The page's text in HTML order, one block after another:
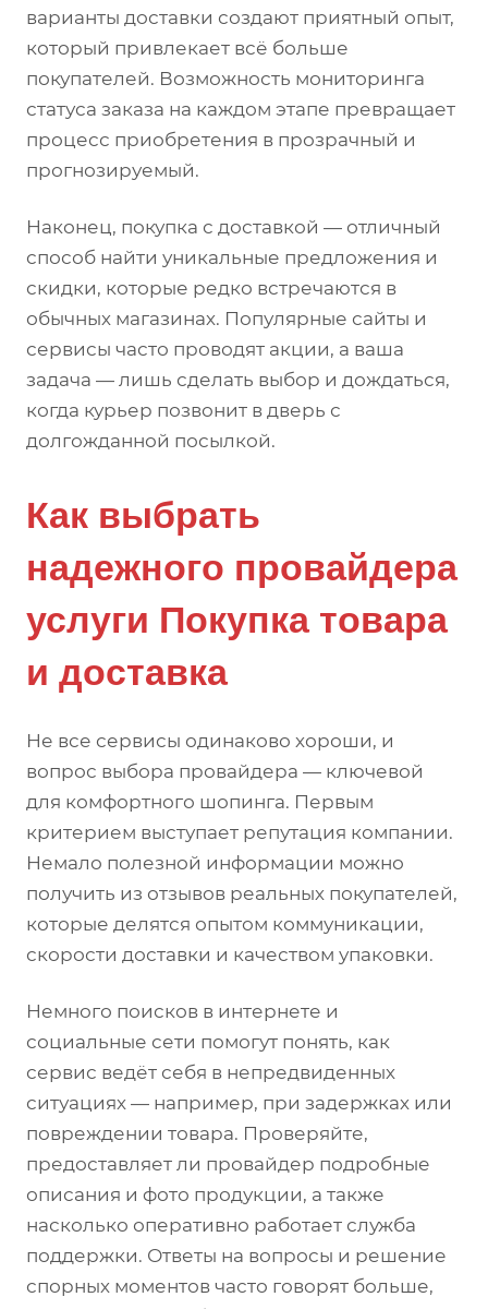
варианты доставки создают приятный опыт,
который привлекает всё больше
покупателей. Возможность мониторинга
статуса заказа на каждом этапе превращает
процесс приобретения в прозрачный и
прогнозируемый.
Наконец, покупка с доставкой — отличный
способ найти уникальные предложения и
скидки, которые редко встречаются в
обычных магазинах. Популярные сайты и
сервисы часто проводят акции, а ваша
задача — лишь сделать выбор и дождаться,
когда курьер позвонит в дверь с
долгожданной посылкой.
Как выбрать
надежного провайдера
услуги Покупка товара
и доставка
Не все сервисы одинаково хороши, и
вопрос выбора провайдера — ключевой
для комфортного шопинга. Первым
критерием выступает репутация компании.
Немало полезной информации можно
получить из отзывов реальных покупателей,
которые делятся опытом коммуникации,
скорости доставки и качеством упаковки.
Немного поисков в интернете и
социальные сети помогут понять, как
сервис ведёт себя в непредвиденных
ситуациях — например, при задержках или
повреждении товара. Проверяйте,
предоставляет ли провайдер подробные
описания и фото продукции, а также
насколько оперативно работает служба
поддержки. Ответы на вопросы и решение
спорных моментов часто говорят больше,